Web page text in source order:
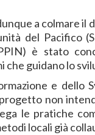
a colmare
del Pacifico
è stato
che guidano lo
e dello
non
le pratiche
locali già